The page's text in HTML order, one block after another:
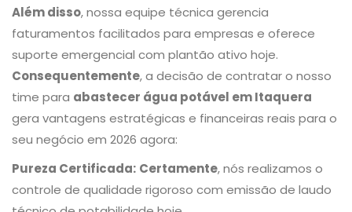
Além disso, nossa equipe técnica gerencia
faturamentos facilitados para empresas e oferece
suporte emergencial com plantão ativo hoje.
Consequentemente, a decisão de contratar o nosso
time para abastecer água potável em Itaquera
gera vantagens estratégicas e financeiras reais para o
seu negócio em 2026 agora:
Pureza Certificada: Certamente, nós realizamos o
controle de qualidade rigoroso com emissão de laudo